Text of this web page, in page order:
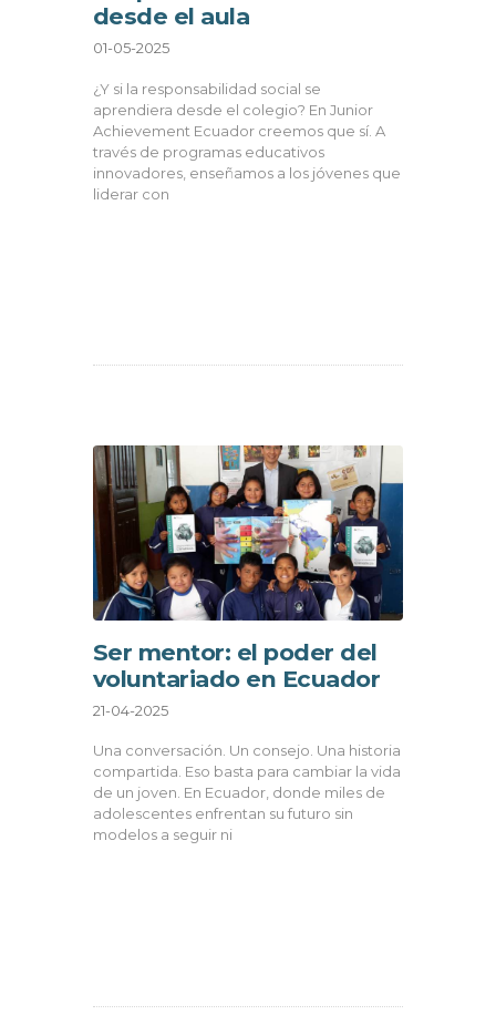
desde el aula
01-05-2025
¿Y si la responsabilidad social se
aprendiera desde el colegio? En Junior
Achievement Ecuador creemos que sí. A
través de programas educativos
innovadores, enseñamos a los jóvenes que
liderar con
Ser mentor: el poder del
voluntariado en Ecuador
21-04-2025
Una conversación. Un consejo. Una historia
compartida. Eso basta para cambiar la vida
de un joven. En Ecuador, donde miles de
adolescentes enfrentan su futuro sin
modelos a seguir ni